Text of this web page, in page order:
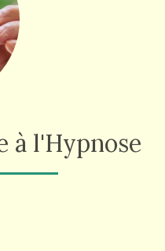
à l'Hypnose